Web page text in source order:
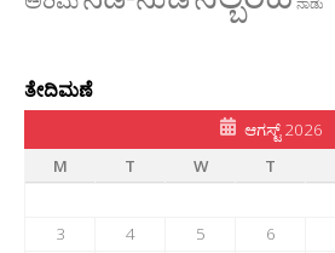
ನಾಡು
ತೇದಿಮಣೆ
ಆಗಸ್ಟ್ 2026
M
T W T
3
4 5 6